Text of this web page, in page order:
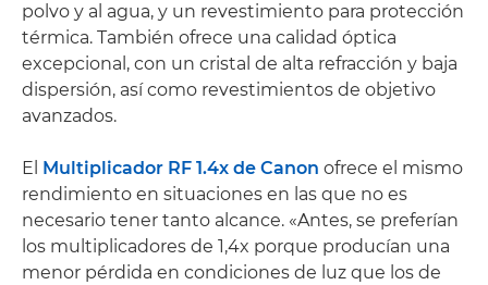
polvo y al agua, y un revestimiento para protección
térmica. También ofrece una calidad óptica
excepcional, con un cristal de alta refracción y baja
dispersión, así como revestimientos de objetivo
avanzados.
El Multiplicador RF 1.4x de Canon ofrece el mismo
rendimiento en situaciones en las que no es
necesario tener tanto alcance. «Antes, se preferían
los multiplicadores de 1,4x porque producían una
menor pérdida en condiciones de luz que los de